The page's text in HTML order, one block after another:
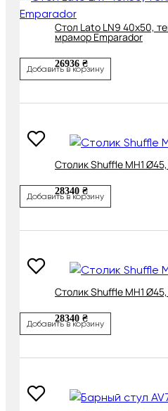
Cтол Lato LN9 40х50,
мрамор Emparador
26936 ₴
Добавить в корзину
Cтолик Shuffle MH1
28340 ₴
Добавить в корзину
Cтолик Shuffle MH1
28340 ₴
Добавить в корзину